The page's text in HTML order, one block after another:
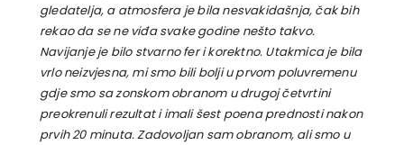
gledatelja, a atmosfera je bila nesvakidašnja, čak bih
rekao da se ne viđa svake godine nešto takvo.
Navijanje je bilo stvarno fer i korektno. Utakmica je bila
vrlo neizvjesna, mi smo bili bolji u prvom poluvremenu
gdje smo sa zonskom obranom u drugoj četvrtini
preokrenuli rezultat i imali šest poena prednosti nakon
prvih 20 minuta. Zadovoljan sam obranom, ali smo u